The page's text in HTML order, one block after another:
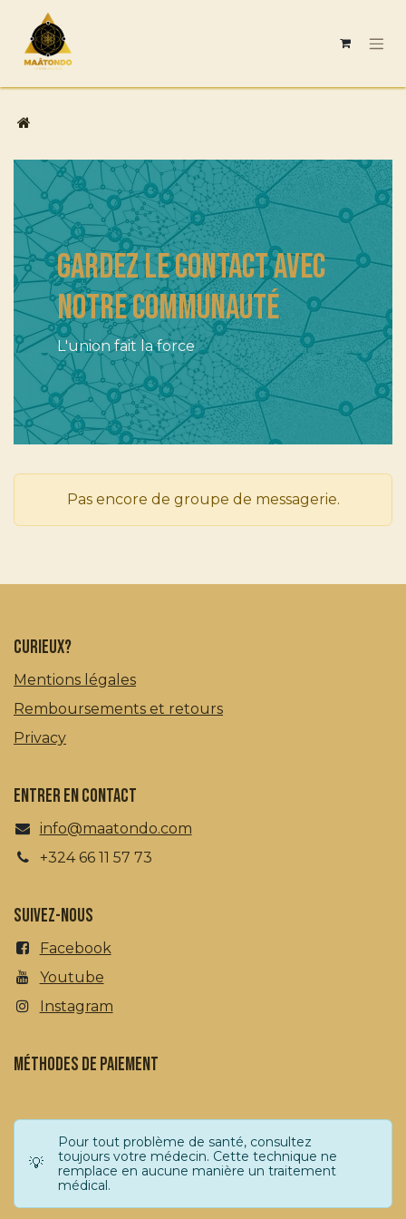
Se rendre au contenu
Gardez le contact avec
notre communauté
L'union fait la force
Pas encore de groupe de messagerie.
curieux?
Mentions légales
Remboursements et retours
Privacy
Entrer en contact
info@maatondo.com
+324 66 11 57 73
Suivez-nous
Facebook
Youtube
Instagram
méthodes de paiement
💡
Pour tout problème de santé, consultez
toujours votre médecin. Cette technique ne
remplace en aucune manière un traitement
médical.